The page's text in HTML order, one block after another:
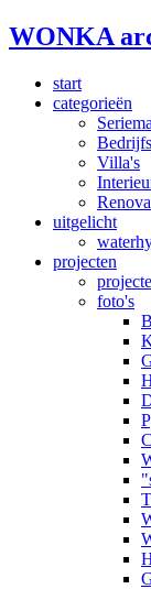
WONKA
start
categorieën
Villa's
uitgelicht
projecten
foto's